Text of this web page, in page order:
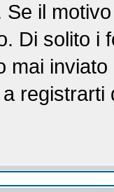
Se il
Di solito i
mai